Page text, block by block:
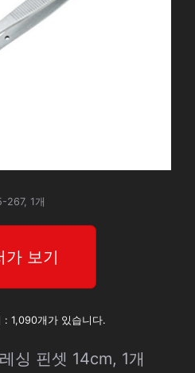
267, 1개
가 보기
: 1,090개가 있습니다.
싱 핀셋 14cm, 1개